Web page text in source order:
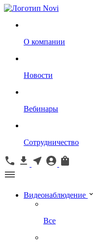
О компании
Новости
Вебинары
Сотрудничество
Видеонаблюдение
Все